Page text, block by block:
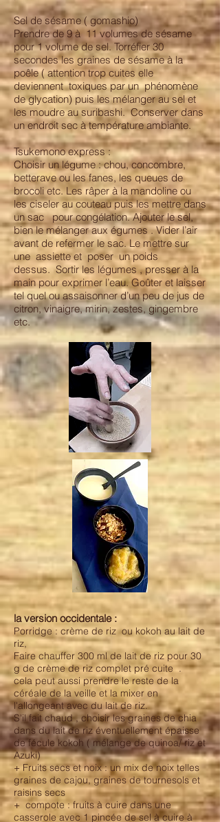
Sel de sésame ( gomashio)
Prendre de 9 à 11 volumes de sésame
pour 1 volume de sel. Torréfier 30
secondes les graines de sésame à la
poêle ( attention trop cuites elle
deviennent toxiques par un phénomène
de glycation) puis les mélanger au sel et
les moudre au suribashi. Conserver dans
un endroit sec à température ambiante.
Tsukemono express :
Choisir un légume : chou, concombre,
betterave ou les fanes, les queues de
brocoli etc. Les râper à la mandoline ou
les ciseler au couteau puis les mettre dans
un sac pour congélation. Ajouter le sel,
bien le mélanger aux égumes . Vider l’air
avant de refermer le sac. Le mettre sur
une assiette et poser un poids
dessus. Sortir les légumes , presser à la
main pour exprimer l’eau. Goûter et laisser
tel quel ou assaisonner d’un peu de jus de
citron, vinaigre, mirin, zestes, gingembre
etc.
la version occidentale :
Porridge : crème de riz ou kokoh au lait de
riz,
Faire chauffer 300 ml de lait de riz pour 30
g de crème de riz complet pré cuite .
cela peut aussi prendre le reste de la
céréale de la veille et la mixer en
l'allongeant avec du lait de riz.
S'il fait chaud , choisir les graines de chia
dans du lait de riz éventuellement épaisse
de fécule kokoh ( mélange de quinoa/ riz et
Azuki)
+ Fruits secs et noix : un mix de noix telles
graines de cajou, graines de tournesols et
raisins secs
+ compote : fruits à cuire dans une
casserole avec 1 pincée de sel à cuire à